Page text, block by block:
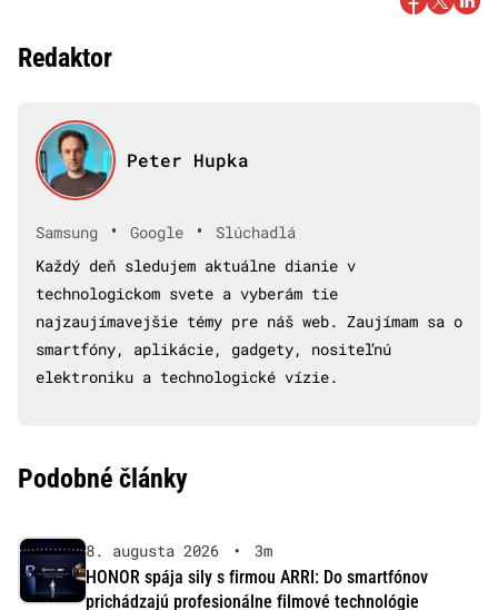
Redaktor
Peter Hupka
Samsung • Google •
Slúchadlá
Každý deň sledujem aktuálne dianie v
technologickom svete a vyberám tie
najzaujímavejšie témy pre náš web. Zaujímam sa o
smartfóny, aplikácie, gadgety, nositeľnú
elektroniku a technologické vízie.
Podobné články
8. augusta 2026 •
3m
HONOR spája sily s firmou ARRI: Do smartfónov
prichádzajú profesionálne filmové technológie